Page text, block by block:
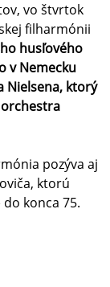
vo štvrtok
filharmónii
husľového
v Nemecku
Nielsena, ktorý
pozýva aj
ktorú
konca 75.